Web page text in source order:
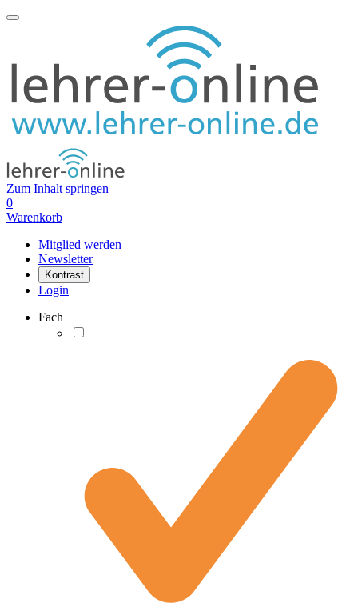
Zum Inhalt springen
0
Warenkorb
Mitglied werden
Newsletter
Kontrast
Login
Fach